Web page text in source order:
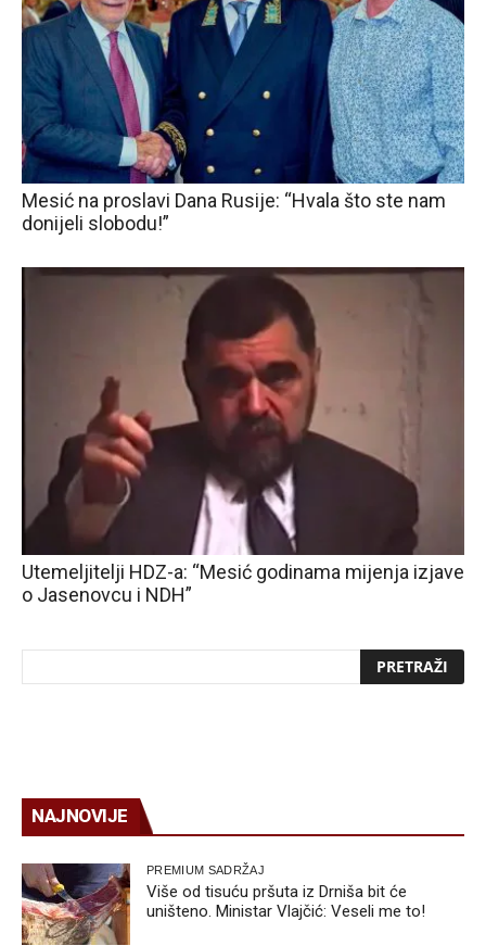
Mesić na proslavi Dana Rusije: “Hvala što ste nam
donijeli slobodu!”
Utemeljitelji HDZ-a: “Mesić godinama mijenja izjave
o Jasenovcu i NDH”
NAJNOVIJE
PREMIUM SADRŽAJ
Više od tisuću pršuta iz Drniša bit će
uništeno. Ministar Vlajčić: Veseli me to!